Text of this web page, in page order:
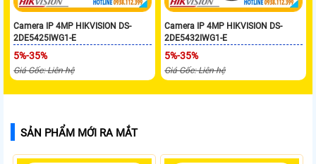
Camera IP 4MP HIKVISION DS-
2DE5425IWG1-E
5%-35%
Giá Gốc: Liên hệ
Camera IP 4MP HIKVISION DS-
2DE5432IWG1-E
5%-35%
Giá Gốc: Liên hệ
SẢN PHẨM MỚI RA MẮT